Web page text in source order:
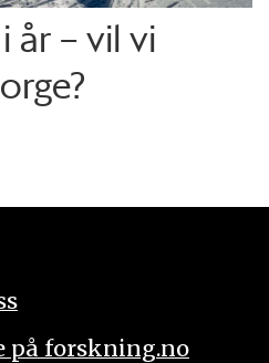
år – vil vi
på forskning.no